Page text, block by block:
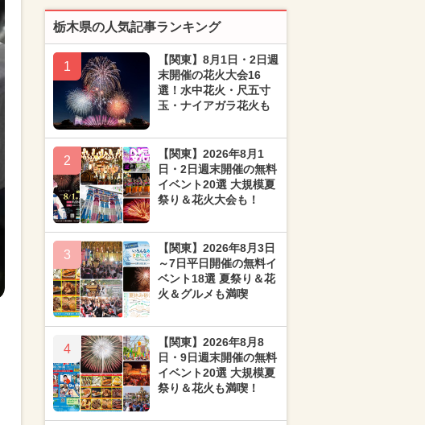
栃木県の人気記事ランキング
1
【関東】8月1日・2日週
末開催の花火大会16
選！水中花火・尺五寸
玉・ナイアガラ花火も
2
【関東】2026年8月1
日・2日週末開催の無料
イベント20選 大規模夏
祭り＆花火大会も！
3
【関東】2026年8月3日
～7日平日開催の無料イ
ベント18選 夏祭り＆花
火＆グルメも満喫
4
【関東】2026年8月8
日・9日週末開催の無料
イベント20選 大規模夏
祭り＆花火も満喫！